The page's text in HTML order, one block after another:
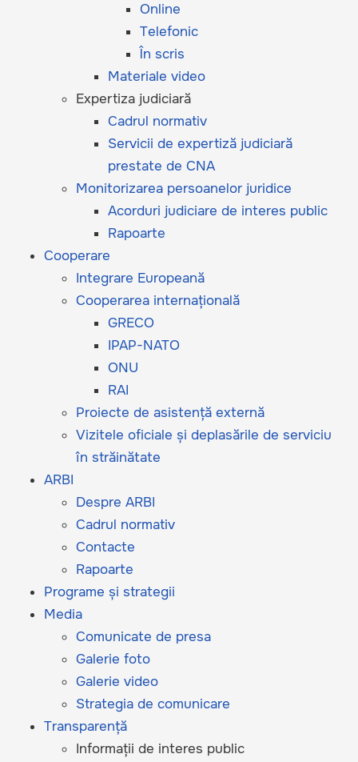
Online
Telefonic
În scris
Materiale video
Expertiza judiciară
Cadrul normativ
Servicii de expertiză judiciară
prestate de CNA
Monitorizarea persoanelor juridice
Acorduri judiciare de interes public
Rapoarte
Cooperare
Integrare Europeană
Cooperarea internațională
GRECO
IPAP-NATO
ONU
RAI
Proiecte de asistență externă
Vizitele oficiale și deplasările de serviciu
în străinătate
ARBI
Despre ARBI
Cadrul normativ
Contacte
Rapoarte
Programe și strategii
Media
Comunicate de presa
Galerie foto
Galerie video
Strategia de comunicare
Transparență
Informații de interes public